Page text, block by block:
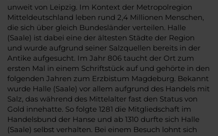
unweit von Leipzig. Im Kontext der Metropolregion
Mitteldeutschland leben rund 2,4 Millionen Menschen,
die sich über gleich Bundesländer verteilen. Halle
(Saale) ist dabei eine der ältesten Städte der Region
und wurde aufgrund seiner Salzquellen bereits in der
Antike aufgesucht. Im Jahr 806 taucht der Ort zum
ersten Mal in einem Schriftstück auf und gehörte in den
folgenden Jahren zum Erzbistum Magdeburg. Bekannt
wurde Halle (Saale) vor allem aufgrund des Handels mit
Salz, das während des Mittelalter fast den Status von
Gold innehatte. So folgte 1281 die Mitgliedschaft im
Handelsbund der Hanse und ab 1310 durfte sich Halle
(Saale) selbst verhalten. Bei einem Besuch lohnt sich